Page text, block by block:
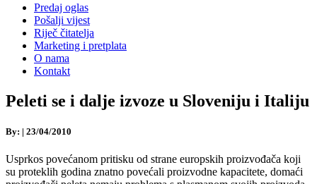
Predaj oglas
Pošalji vijest
Riječ čitatelja
Marketing i pretplata
O nama
Kontakt
Peleti se i dalje izvoze u Sloveniju i Italiju
By: | 23/04/2010
Usprkos povećanom pritisku od strane europskih proizvođača koji
su proteklih godina znatno povećali proizvodne kapacitete, domaći